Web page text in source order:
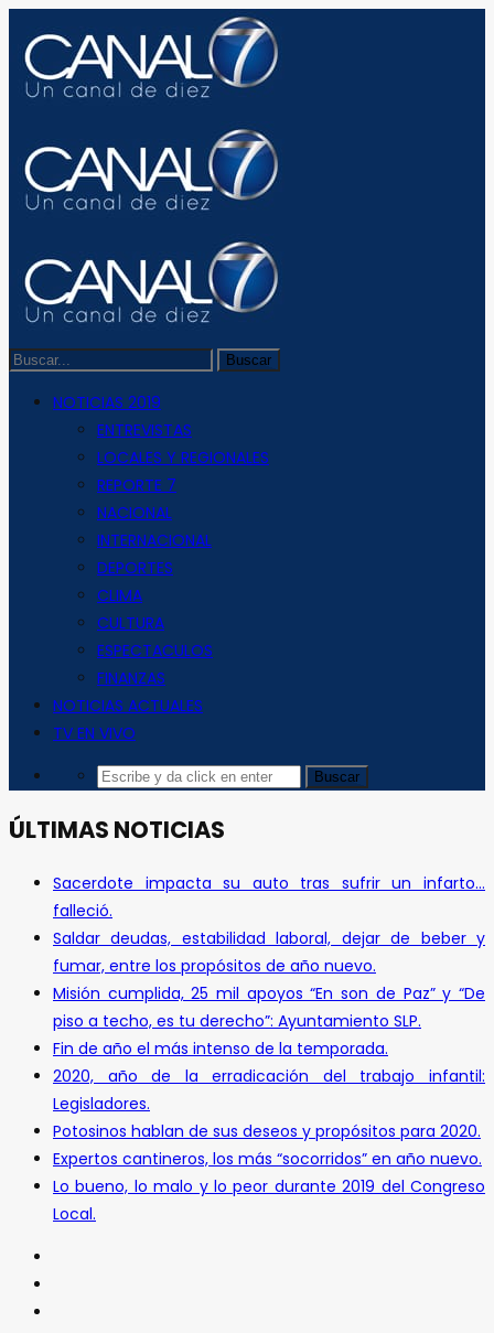
NOTICIAS 2019
ENTREVISTAS
LOCALES Y REGIONALES
REPORTE 7
NACIONAL
INTERNACIONAL
DEPORTES
CLIMA
CULTURA
ESPECTACULOS
FINANZAS
NOTICIAS ACTUALES
TV EN VIVO
ÚLTIMAS NOTICIAS
Sacerdote impacta su auto tras sufrir un infarto…
falleció.
Saldar deudas, estabilidad laboral, dejar de beber y
fumar, entre los propósitos de año nuevo.
Misión cumplida, 25 mil apoyos “En son de Paz” y “De
piso a techo, es tu derecho”: Ayuntamiento SLP.
Fin de año el más intenso de la temporada.
2020, año de la erradicación del trabajo infantil:
Legisladores.
Potosinos hablan de sus deseos y propósitos para 2020.
Expertos cantineros, los más “socorridos” en año nuevo.
Lo bueno, lo malo y lo peor durante 2019 del Congreso
Local.